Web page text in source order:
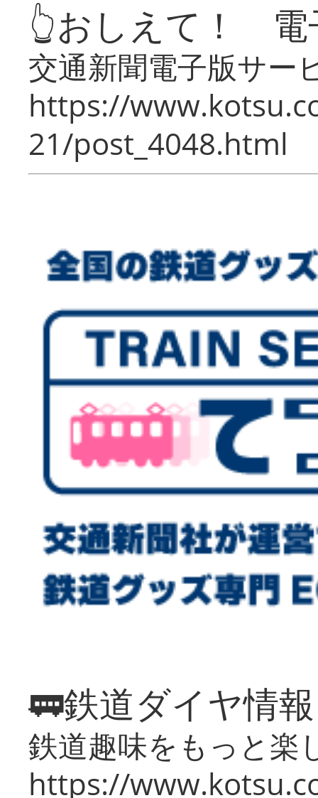
👆おしえて！ 電
交通新聞電子版サー
https://
21/post_4048.html
🚃鉄道ダイヤ情
鉄道趣味をもっと楽
https://